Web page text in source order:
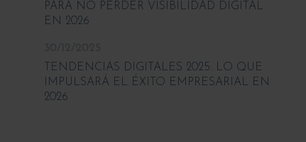
PARA NO PERDER VISIBILIDAD DIGITAL
EN 2026
TENDENCIAS DIGITALES 2025: LO QUE
IMPULSARÁ EL ÉXITO EMPRESARIAL EN
2026